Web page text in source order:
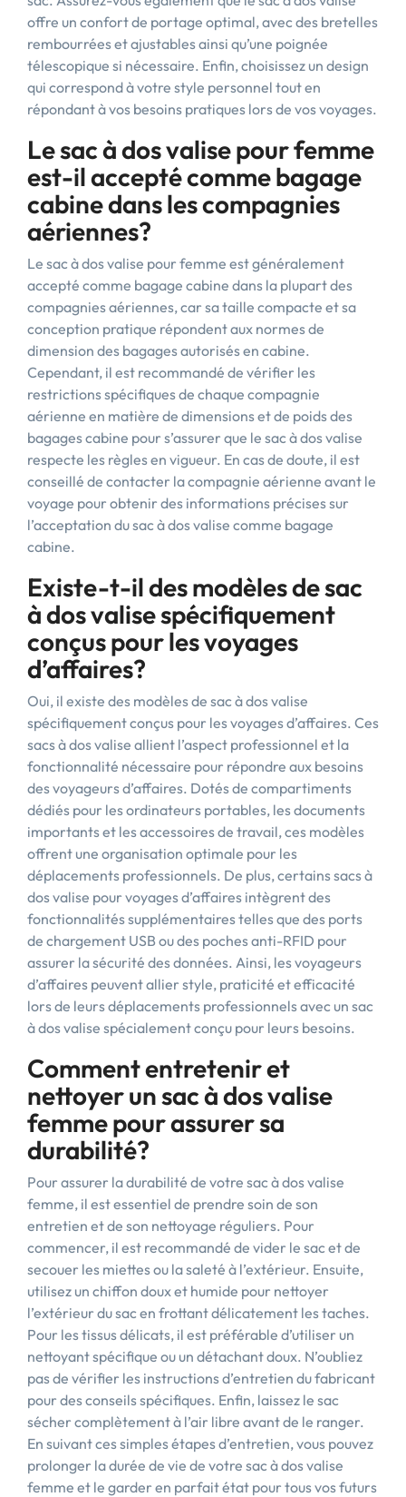
offre un confort de portage optimal, avec des bretelles
rembourrées et ajustables ainsi qu’une poignée
télescopique si nécessaire. Enfin, choisissez un design
qui correspond à votre style personnel tout en
répondant à vos besoins pratiques lors de vos voyages.
Le sac à dos valise pour femme
est-il accepté comme bagage
cabine dans les compagnies
aériennes?
Le sac à dos valise pour femme est généralement
accepté comme bagage cabine dans la plupart des
compagnies aériennes, car sa taille compacte et sa
conception pratique répondent aux normes de
dimension des bagages autorisés en cabine.
Cependant, il est recommandé de vérifier les
restrictions spécifiques de chaque compagnie
aérienne en matière de dimensions et de poids des
bagages cabine pour s’assurer que le sac à dos valise
respecte les règles en vigueur. En cas de doute, il est
conseillé de contacter la compagnie aérienne avant le
voyage pour obtenir des informations précises sur
l’acceptation du sac à dos valise comme bagage
cabine.
Existe-t-il des modèles de sac
à dos valise spécifiquement
conçus pour les voyages
d’affaires?
Oui, il existe des modèles de sac à dos valise
spécifiquement conçus pour les voyages d’affaires. Ces
sacs à dos valise allient l’aspect professionnel et la
fonctionnalité nécessaire pour répondre aux besoins
des voyageurs d’affaires. Dotés de compartiments
dédiés pour les ordinateurs portables, les documents
importants et les accessoires de travail, ces modèles
offrent une organisation optimale pour les
déplacements professionnels. De plus, certains sacs à
dos valise pour voyages d’affaires intègrent des
fonctionnalités supplémentaires telles que des ports
de chargement USB ou des poches anti-RFID pour
assurer la sécurité des données. Ainsi, les voyageurs
d’affaires peuvent allier style, praticité et efficacité
lors de leurs déplacements professionnels avec un sac
à dos valise spécialement conçu pour leurs besoins.
Comment entretenir et
nettoyer un sac à dos valise
femme pour assurer sa
durabilité?
Pour assurer la durabilité de votre sac à dos valise
femme, il est essentiel de prendre soin de son
entretien et de son nettoyage réguliers. Pour
commencer, il est recommandé de vider le sac et de
secouer les miettes ou la saleté à l’extérieur. Ensuite,
utilisez un chiffon doux et humide pour nettoyer
l’extérieur du sac en frottant délicatement les taches.
Pour les tissus délicats, il est préférable d’utiliser un
nettoyant spécifique ou un détachant doux. N’oubliez
pas de vérifier les instructions d’entretien du fabricant
pour des conseils spécifiques. Enfin, laissez le sac
sécher complètement à l’air libre avant de le ranger.
En suivant ces simples étapes d’entretien, vous pouvez
prolonger la durée de vie de votre sac à dos valise
femme et le garder en parfait état pour tous vos futurs